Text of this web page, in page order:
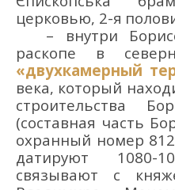
церковью, 2-я
– внутри
раскопе в
«двухкамерный
века, который
строительства
(составная часть
охранный номер 812
датируют 1080-10
связывают с